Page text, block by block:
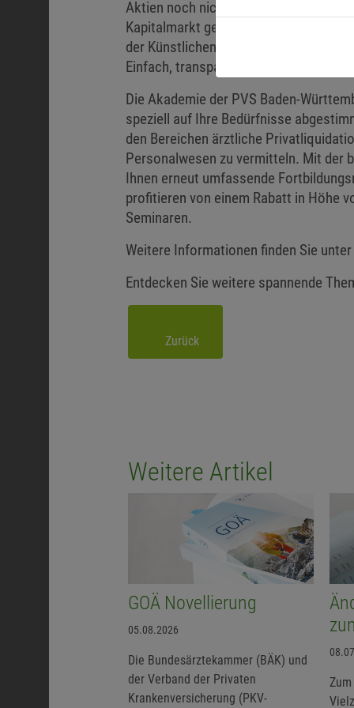
Aktien noch nicht herangetraut oder
Kapitalmarkt gemacht haben, einen
der Künstlichen Intelligenz. Robo-
Einfach, transparent und günstig
Die Akademie der PVS Baden-
speziell auf Ihre Bedürfnisse
den Bereichen ärztliche
Personalwesen zu vermitteln. Mit der
Ihnen erneut umfassende
profitieren von einem Rabatt in Höhe
Seminaren.
Weitere Informationen finden Sie unter
Entdecken Sie weitere spannende
Zurück
Weitere Artikel
GOÄ Novellierung
05.08.2026
Die Bundesärztekammer (BÄK) und
der Verband der Privaten
Krankenversicherung (PKV-